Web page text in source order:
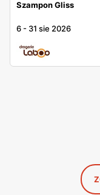
Szampon Gliss
6 - 31 sie 2026